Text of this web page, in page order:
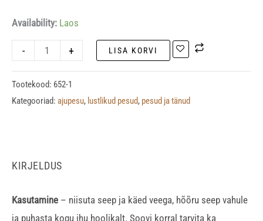
Availability: Laos
- + LISA KORVI
Tootekood: 652-1
Kategooriad: ajupesu, lustlikud pesud, pesud ja tänud
KIRJELDUS
Kasutamine – niisuta seep ja käed veega, hõõru seep vahule
ja puhasta kogu ihu hoolikalt. Soovi korral tarvita ka